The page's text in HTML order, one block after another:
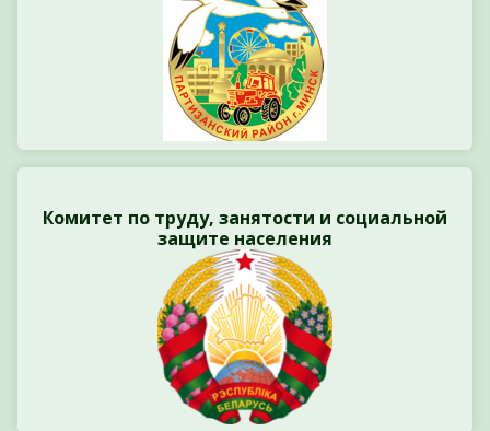
Комитет по труду, занятости и социальной
защите населения